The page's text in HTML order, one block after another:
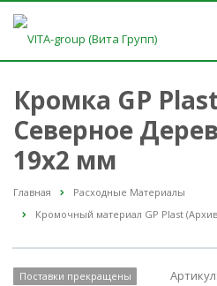
Кромка GP
Северное
19x2 мм
Главная
Расходные Материалы
Кромочный материал GP Plast
Поставки прекращены Артикул: